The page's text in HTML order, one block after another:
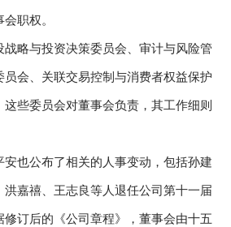
职权。
略与投资决策委员会、审计与风险管
会、关联交易控制与消费者权益保护
些委员会对董事会负责，其工作细则
也公布了相关的人事变动，包括孙建
嘉禧、王志良等人退任公司第十一届
订后的《公司章程》，董事会由十五